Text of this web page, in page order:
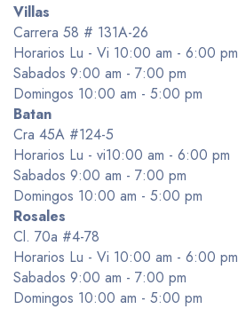
Villas
Carrera 58 # 131A-26
Horarios Lu - Vi 10:00 am - 6:00 pm
Sabados 9:00 am - 7:00 pm
Domingos 10:00 am - 5:00 pm
Batan
Cra 45A #124-5
Horarios Lu - vi10:00 am - 6:00 pm
Sabados 9:00 am - 7:00 pm
Domingos 10:00 am - 5:00 pm
Rosales
Cl. 70a #4-78
Horarios Lu - Vi 10:00 am - 6:00 pm
Sabados 9:00 am - 7:00 pm
Domingos 10:00 am - 5:00 pm